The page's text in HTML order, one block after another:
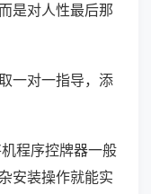
是对人性最后那
一对一指导，添
程序控牌器一般
安装操作就能实